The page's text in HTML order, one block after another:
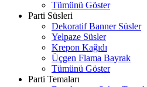
Tümünü Göster
Parti Süsleri
Dekoratif Banner Süsler
Yelpaze Süsler
Krepon Kağıdı
Üçgen Flama Bayrak
Tümünü Göster
Parti Temaları